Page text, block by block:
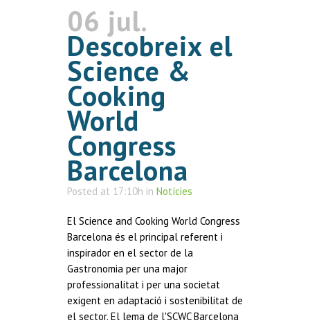
06 jul.
Descobreix el
Science &
Cooking
World
Congress
Barcelona
Posted at 17:10h in Notícies
El Science and Cooking World Congress
Barcelona és el principal referent i
inspirador en el sector de la
Gastronomia per una major
professionalitat i per una societat
exigent en adaptació i sostenibilitat de
el sector. El lema de l'SCWC Barcelona